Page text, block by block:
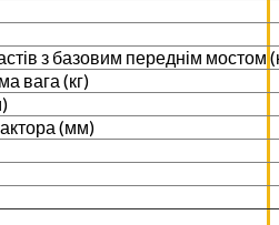
з базовим переднім мостом
вага (кг)
(мм)